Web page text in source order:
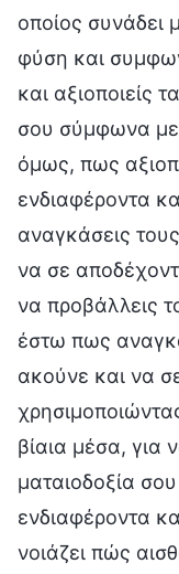
οποίος συνάδει
φύση και
και αξιοποιείς
σου σύμφωνα με
όμως, πως
ενδιαφέροντα
αναγκάσεις
να σε
να προβάλλεις
έστω πως
ακούνε και να
βίαια μέσα, για
ματαιοδοξία
ενδιαφέροντα
νοιάζει πώς